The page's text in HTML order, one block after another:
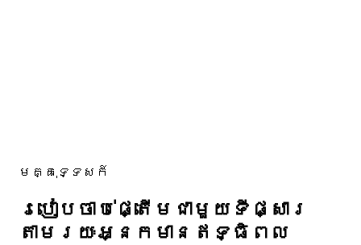
មគ្គុទ្ទេសក៍
របៀបចាប់ផ្តើមជាមួយទីផ្សារ
តាមរយៈអ្នកមានឥទ្ធិពល